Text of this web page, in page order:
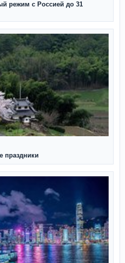
режим с Россией до 31
праздники